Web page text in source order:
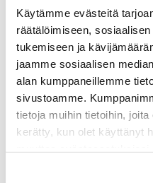
Käytämme evästeitä
räätälöimiseen,
tukemiseen ja
jaamme sosiaalisen
alan kumppaneillemme
sivustoamme.
tietoja muihin tietoihin,
kerätty, kun olet käyttänyt